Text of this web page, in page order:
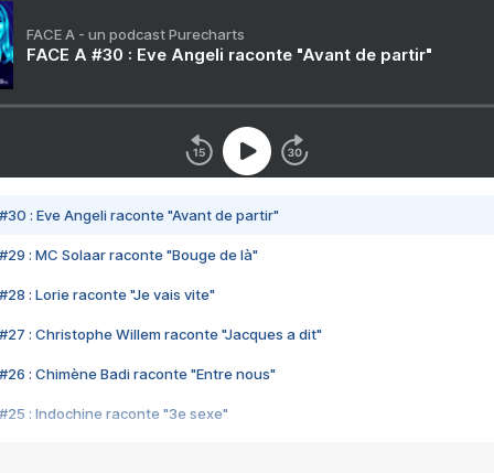
FACE A - un podcast Purecharts
FACE A #30 : Eve Angeli raconte "Avant de partir"
#30 : Eve Angeli raconte "Avant de partir"
#29 : MC Solaar raconte "Bouge de là"
#28 : Lorie raconte "Je vais vite"
#27 : Christophe Willem raconte "Jacques a dit"
#26 : Chimène Badi raconte "Entre nous"
#25 : Indochine raconte "3e sexe"